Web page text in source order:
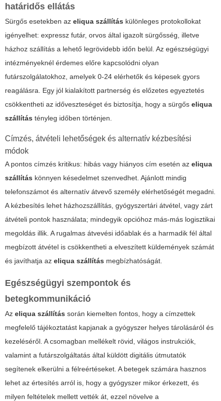
határidős ellátás
Sürgős esetekben az eliqua szállítás különleges protokollokat
igényelhet: expressz futár, orvos által igazolt sürgősség, illetve
házhoz szállítás a lehető legrövidebb időn belül. Az egészségügyi
intézményeknél érdemes előre kapcsolódni olyan
futárszolgálatokhoz, amelyek 0-24 elérhetők és képesek gyors
reagálásra. Egy jól kialakított partnerség és előzetes egyeztetés
csökkentheti az időveszteséget és biztosítja, hogy a sürgős eliqua
szállítás tényleg időben történjen.
Címzés, átvételi lehetőségek és alternatív kézbesítési
módok
A pontos címzés kritikus: hibás vagy hiányos cím esetén az eliqua
szállítás könnyen késedelmet szenvedhet. Ajánlott mindig
telefonszámot és alternatív átvevő személy elérhetőségét megadni.
A kézbesítés lehet házhozszállítás, gyógyszertári átvétel, vagy zárt
átvételi pontok használata; mindegyik opcióhoz más-más logisztikai
megoldás illik. A rugalmas átvevési időablak és a harmadik fél által
megbízott átvétel is csökkentheti a elveszített küldemények számát
és javíthatja az eliqua szállítás megbízhatóságát.
Egészségügyi szempontok és
betegkommunikáció
Az eliqua szállítás során kiemelten fontos, hogy a címzettek
megfelelő tájékoztatást kapjanak a gyógyszer helyes tárolásáról és
kezeléséről. A csomagban mellékelt rövid, világos instrukciók,
valamint a futárszolgáltatás által küldött digitális útmutatók
segítenek elkerülni a félreértéseket. A betegek számára hasznos
lehet az értesítés arról is, hogy a gyógyszer mikor érkezett, és
milyen feltételek mellett vették át, ezzel növelve a